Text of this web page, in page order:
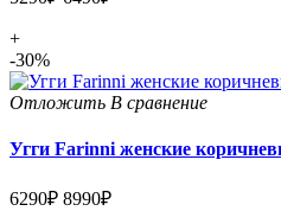
+
-30%
Отложить В сравнение
Угги Farinni женские
6290₽ 8990₽